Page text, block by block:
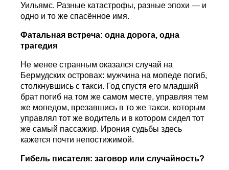
Уильямс. Разные катастрофы, разные эпохи — и
одно и то же спасённое имя.
Фатальная встреча: одна дорога, одна
трагедия
Не менее странным оказался случай на
Бермудских островах: мужчина на мопеде погиб,
столкнувшись с такси. Год спустя его младший
брат погиб на том же самом месте, управляя тем
же мопедом, врезавшись в то же такси, которым
управлял тот же водитель и в котором сидел тот
же самый пассажир. Ирония судьбы здесь
кажется почти непостижимой.
Гибель писателя: заговор или случайность?